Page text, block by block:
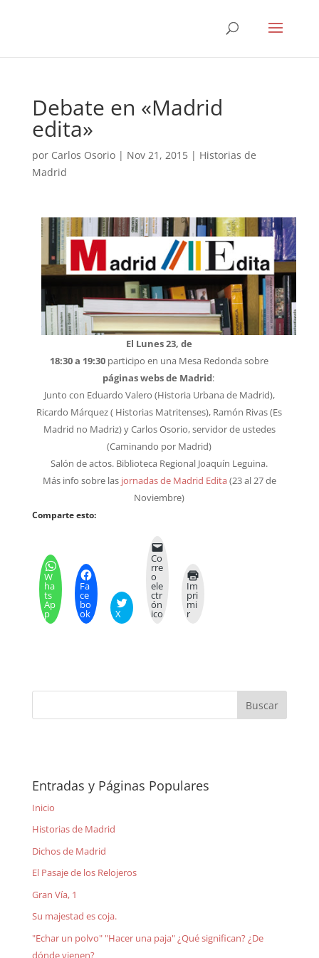
Debate en «Madrid
edita»
por Carlos Osorio| Nov 21, 2015| Historias de
Madrid
El Lunes 23, de
18:30 a 19:30 participo en una Mesa Redonda sobre
páginas webs de Madrid:
Junto con Eduardo Valero (Historia Urbana de Madrid),
Ricardo Márquez ( Historias Matritenses), Ramón Rivas (Es
Madrid no Madriz) y Carlos Osorio, servidor de ustedes
(Caminando por Madrid)
Salón de actos. Biblioteca Regional Joaquín Leguina.
Más info sobre las jornadas de Madrid Edita(23 al 27 de
Noviembre)
Comparte esto:
W
ha
ts
Ap
p
Fa
ce
bo
ok X
Co
rre
o
ele
ctr
ón
ico
Im
pri
mi
r
Entradas y Páginas Populares
Inicio
Historias de Madrid
Dichos de Madrid
El Pasaje de los Relojeros
Gran Vía, 1
Su majestad es coja.
"Echar un polvo" "Hacer una paja" ¿Qué significan? ¿De
dónde vienen?